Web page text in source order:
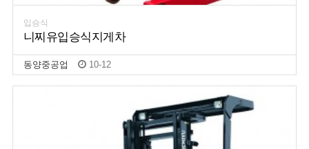
입승식
니찌유입승식지게차
동양중공업 10-12